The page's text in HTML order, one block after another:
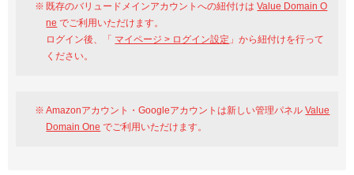
既存のバリュードメインアカウントへの紐付けはValue Domain O
ne でご利用いただけます。
ログイン後、「 マイページ > ログイン設定 」から紐付けを行って
ください。
Amazonアカウント・Googleアカウントは新しい管理パネルValue
Domain One でご利用いただけます。